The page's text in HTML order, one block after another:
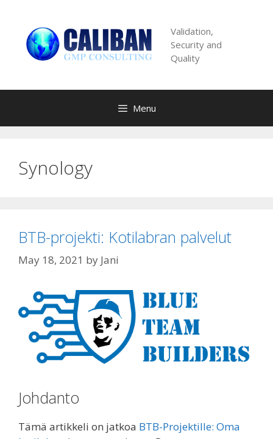
content
Validation,
Security and
Quality
Menu
Synology
BTB-projekti: Kotilabran palvelut
May 18, 2021 by Jani
Johdanto
Tämä artikkeli on jatkoa BTB-Projektille: Oma